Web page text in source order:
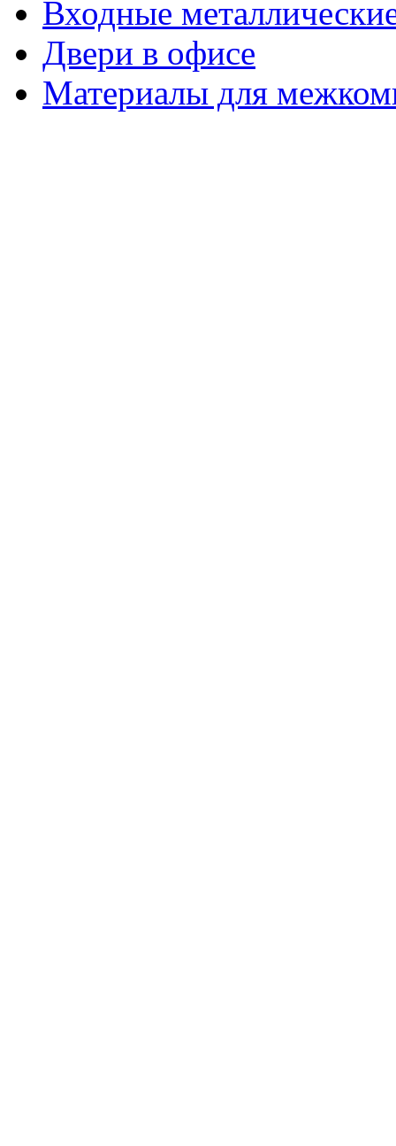
Входные
Двери в офисе
Материалы для